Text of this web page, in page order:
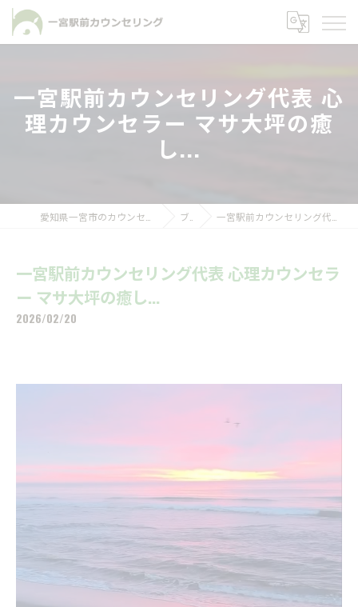
一宮駅前カウンセリング代表 心
理カウンセラー マサ大坪の癒
し...
ブログ 一宮駅前カウンセリング代表 心理カウンセラー マサ大坪の癒し...
一宮駅前カウンセリング代表 心理カウンセラ
ー マサ大坪の癒し...
2026/02/20